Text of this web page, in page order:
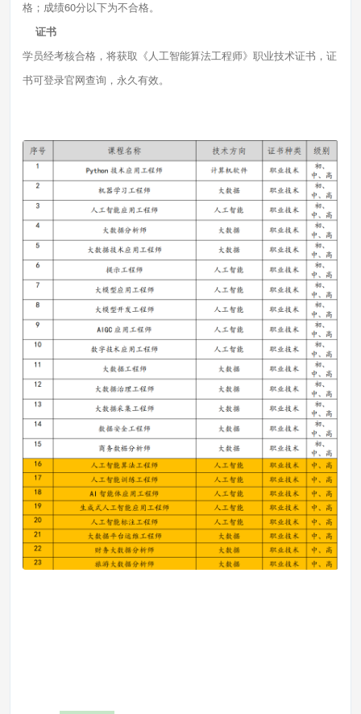
格；成绩60分以下为不合格。
证书
学员经考核合格，将获取《人工智能算法工程师》职业技术证书，证
书可登录官网查询，永久有效。